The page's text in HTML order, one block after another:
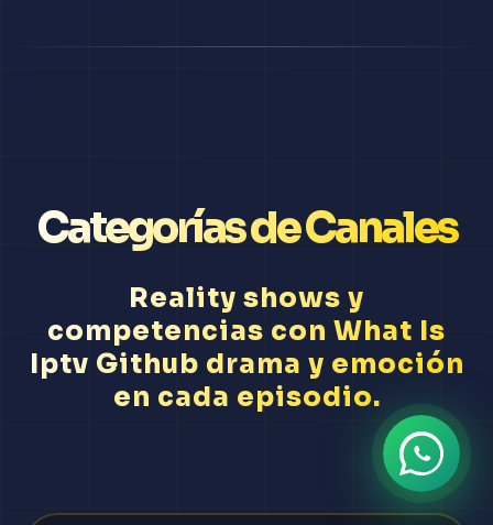
Categorías de Canales
Reality shows y
competencias con What Is
Iptv Github drama y emoción
en cada episodio.